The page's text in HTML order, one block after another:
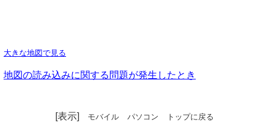
大きな地図で見る
地図の読み込みに関する問題が発生したとき
[表示] モバイル パソコン トップに戻る